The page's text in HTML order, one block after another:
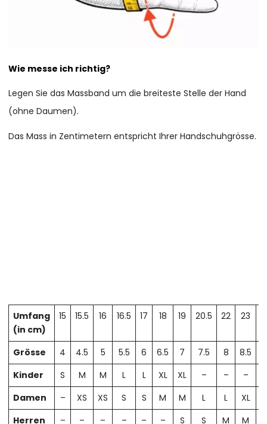
Wie messe ich richtig?
Legen Sie das Massband um die breiteste Stelle der Hand
(ohne Daumen).
Das Mass in Zentimetern entspricht Ihrer Handschuhgrösse.
Umfang
(in cm)
15 15.5 16 16.5 17 18 19 20.5 22 23
Grösse 4 4.5 5 5.5 6 6.5 7 7.5 8 8.5
Kinder
S M M L L XL XL – – –
Damen
– XS XS S S M M L L XL
Herren
– – – – – – S S M M